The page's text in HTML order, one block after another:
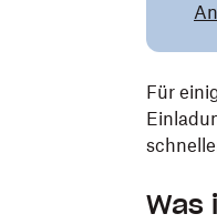
Für
Was